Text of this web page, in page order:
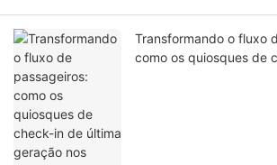
Transformando o fluxo
como os quiosques de